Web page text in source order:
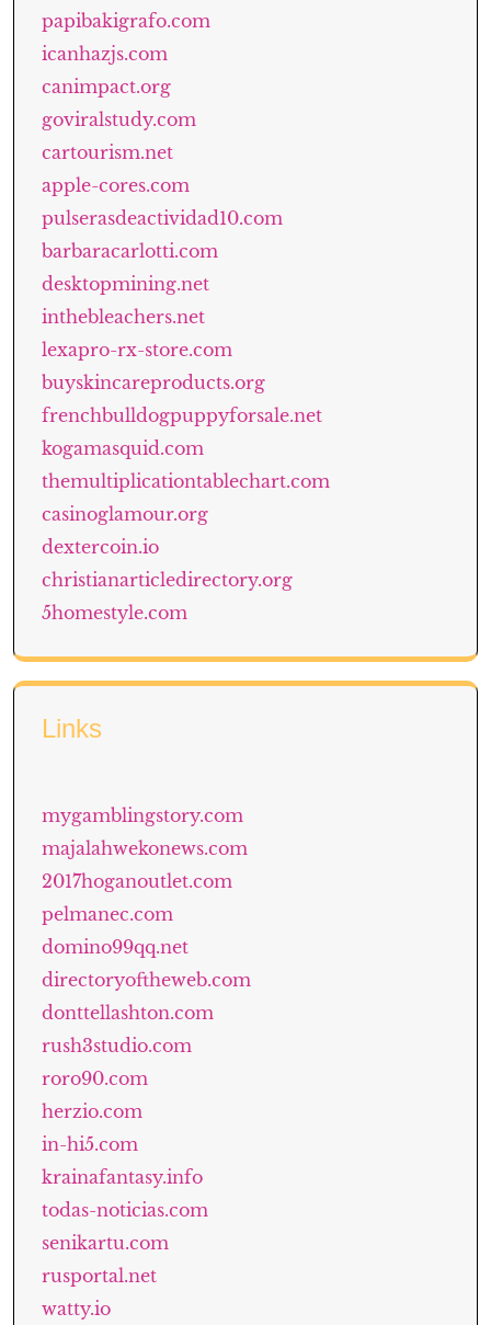
papibakigrafo.com
icanhazjs.com
canimpact.org
goviralstudy.com
cartourism.net
apple-cores.com
pulserasdeactividad10.com
barbaracarlotti.com
desktopmining.net
inthebleachers.net
lexapro-rx-store.com
buyskincareproducts.org
frenchbulldogpuppyforsale.net
kogamasquid.com
themultiplicationtablechart.com
casinoglamour.org
dextercoin.io
christianarticledirectory.org
5homestyle.com
Links
mygamblingstory.com
majalahwekonews.com
2017hoganoutlet.com
pelmanec.com
domino99qq.net
directoryoftheweb.com
donttellashton.com
rush3studio.com
roro90.com
herzio.com
in-hi5.com
krainafantasy.info
todas-noticias.com
senikartu.com
rusportal.net
watty.io